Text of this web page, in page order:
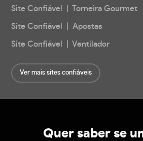
Site Confiável | Torneira Gourmet
Site Confiável | Apostas
Site Confiável | Ventilador
Ver mais sites confiáveis
Quer saber se